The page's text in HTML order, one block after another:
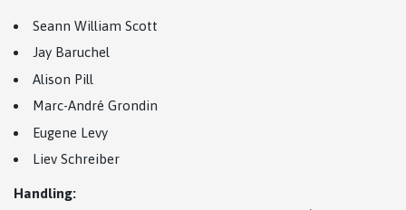
Seann William Scott
Jay Baruchel
Alison Pill
Marc-André Grondin
Eugene Levy
Liev Schreiber
Handling: